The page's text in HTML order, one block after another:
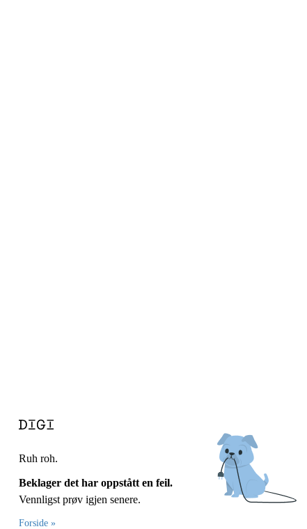
Ruh roh.
Beklager det har oppstått en feil.
Vennligst prøv igjen senere.
Forside »